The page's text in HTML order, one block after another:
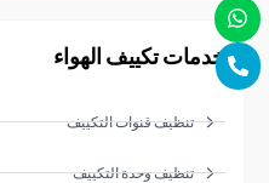
تكييف الهواء
تنظيف قنوات التكييف
تنظيف وحدة التكييف